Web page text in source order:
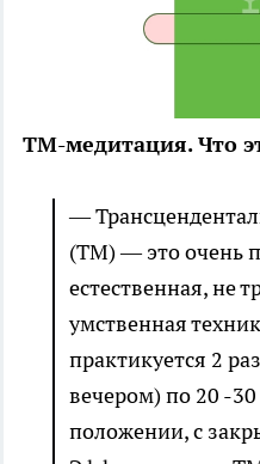
ТМ-медитация. Что
—
(ТМ) — это очень
естественная, не
умственная
практикуется 2
вечером) по 20 -
положении, с